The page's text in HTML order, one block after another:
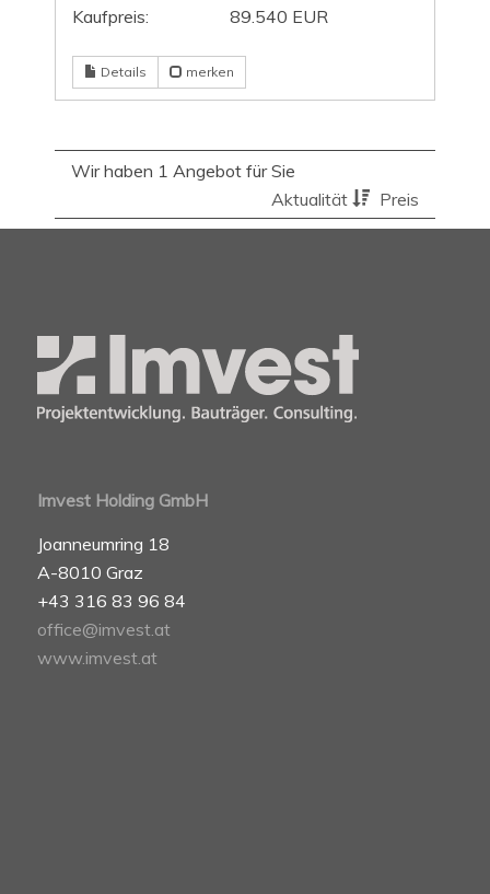
Kaufpreis:
89.540 EUR
Details merken
Wir haben 1 Angebot für Sie
Aktualität
Preis
Imvest Holding GmbH
Joanneumring 18
A-8010 Graz
+43 316 83 96 84
office@imvest.at
www.imvest.at